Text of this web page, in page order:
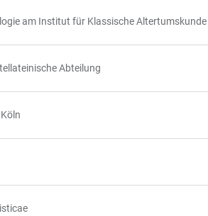
am Institut für Klassische Altertumskunde
Abteilung